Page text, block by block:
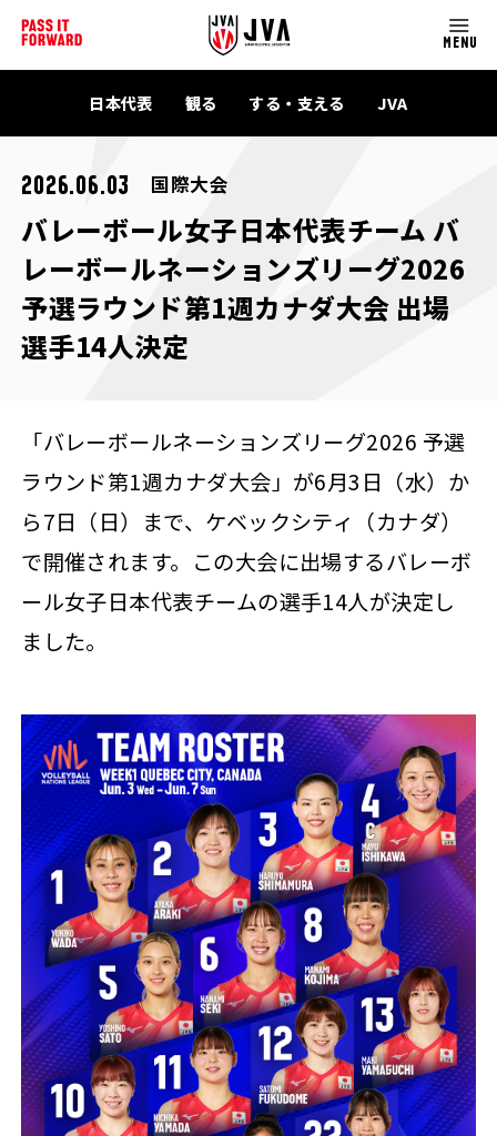
MENU
日本代表 観る する・支える JVA
2026.06.03 国際大会
バレーボール女子日本代表チーム バ
レーボールネーションズリーグ2026
予選ラウンド第1週カナダ大会 出場
選手14人決定
「バレーボールネーションズリーグ2026 予選
ラウンド第1週カナダ大会」が6月3日（水）か
ら7日（日）まで、ケベックシティ（カナダ）
で開催されます。この大会に出場するバレーボ
ール女子日本代表チームの選手14人が決定し
ました。